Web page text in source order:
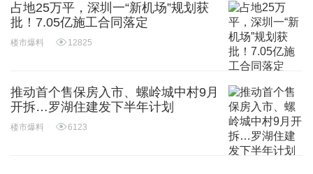
占地25万平，深圳一“新机场”规划获
批！7.05亿施工合同落定
楼市爆料 12825
推动首个售保房入市、螺岭城中村9月
开拆…罗湖住建发下半年计划
楼市爆料 6123